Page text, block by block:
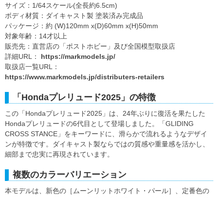
サイズ：1/64スケール(全長約6.5cm)
ボディ材質：ダイキャスト製 塗装済み完成品
パッケージ：約 (W)120mm x(D)60mm x(H)50mm
対象年齢：14才以上
販売先：直営店の「ポストホビー」及び全国模型取扱店
詳細URL： https://markmodels.jp/
取扱店一覧URL：
https://www.markmodels.jp/distributers-retailers
「Hondaプレリュード2025」の特徴
この「Hondaプレリュード2025」は、24年ぶりに復活を果たした
Hondaプレリュードの6代目として登場しました。「GLIDING
CROSS STANCE」をキーワードに、滑らかで流れるようなデザイ
ンが特徴です。ダイキャスト製ならではの質感や重量感を活かし、
細部まで忠実に再現されています。
複数のカラーバリエーション
本モデルは、新色の［ムーンリットホワイト・パール］、定番色の